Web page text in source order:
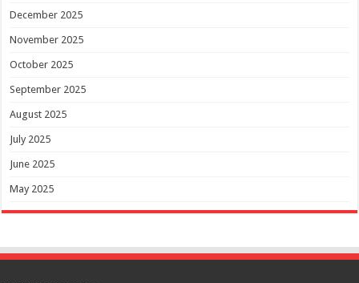
December 2025
November 2025
October 2025
September 2025
August 2025
July 2025
June 2025
May 2025